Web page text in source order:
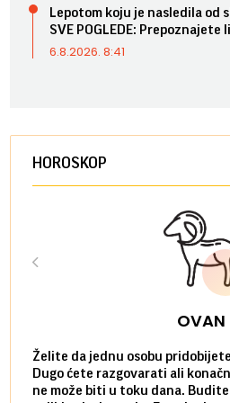
Lepotom koju je nasledila od
SVE POGLEDE: Prepoznajete
6.8.2026. 8:41
HOROSKOP
OVAN
Želite da jednu osobu
Dugo ćete razgovarati ali
ne može biti u toku dana.